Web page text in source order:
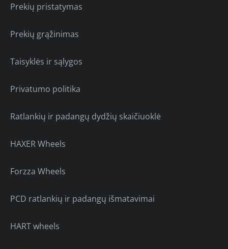
Prekių pristatymas
Prekių grąžinimas
Taisyklės ir sąlygos
Privatumo politika
Ratlankių ir padangų dydžių skaičiuoklė
HAXER Wheels
Forzza Wheels
PCD ratlankių ir padangų išmatavimai
HART wheels